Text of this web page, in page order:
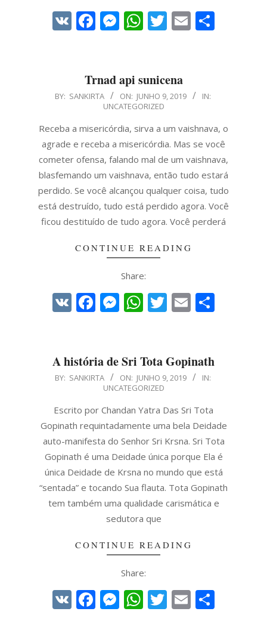
VK Facebook
Messenger
WhatsApp
Twitter
Email
Trnad api sunicena
2019-
09
BY: SANKIRTA ON: JUNHO 9, 2019
IN:
UNCATEGORIZED
Receba a misericórdia, sirva a um vaishnava, o
agrade e receba a misericórdia. Mas se você
cometer ofensa, falando mal de um vaishnava,
blasfemando um vaishnava, então tudo estará
perdido. Se você alcançou qualquer coisa, tudo
está destruído, tudo está perdido agora. Você
ficou destituído de tudo agora. Você perderá
CONTINUE READING
Share:
VK Facebook
Messenger
WhatsApp
Twitter
Email
A história de Sri Tota Gopinath
2019-BY: SANKIRTA ON: JUNHO 9, 2019
IN:
UNCATEGORIZED
Escrito por Chandan Yatra Das Sri Tota
Gopinath requintadamente uma bela Deidade
auto-manifesta do Senhor Sri Krsna. Sri Tota
Gopinath é uma Deidade única porque Ela é
única Deidade de Krsna no mundo que está
“sentada” e tocando Sua flauta. Tota Gopinath
tem também uma qualidade carismática e
sedutora que
CONTINUE READING
Share:
VK Facebook
Messenger
WhatsApp
Twitter
Email